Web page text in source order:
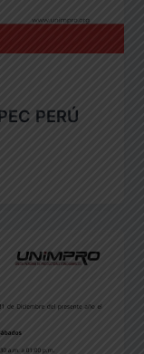
PERÚ